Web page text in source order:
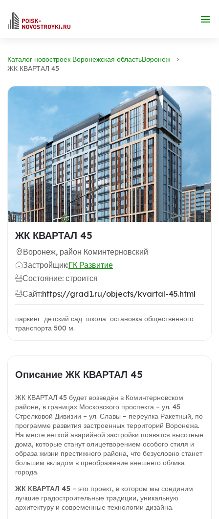
Каталог новостроек Воронежская областьВоронеж
ЖК КВАРТАЛ 45
ЖК КВАРТАЛ 45
Воронеж, район Коминтерновский
Застройщик:ГК Развитие
Состояние: строится
Сайт:https://grad1.ru/objects/kvartal-45.html
паркинг детский сад школа остановка общественного
транспорта 500 м.
Описание ЖК КВАРТАЛ 45
ЖК КВАРТАЛ 45 будет возведён в Коминтерновском
районе, в границах Московского проспекта – ул. 45
Стрелковой Дивизии – ул. Славы – переулка Ракетный, по
программе развития застроенных территорий Воронежа.
На месте ветхой аварийной застройки появятся высотные
дома, которые станут олицетворением особого стиля и
образа жизни престижного района, что безусловно станет
большим вкладом в преображение внешнего облика
города.
ЖК КВАРТАЛ 45 – это проект, в котором мы соединим
лучшие градостроительные традиции, уникальную
архитектуру и современные технологии дизайна.